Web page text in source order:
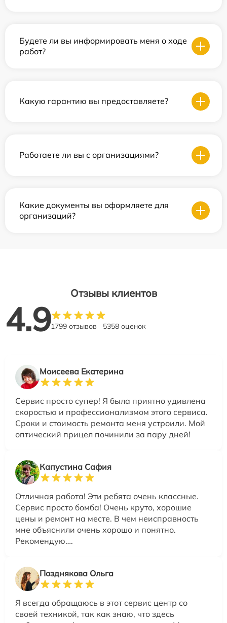
Будете ли вы информировать меня о ходе
работ?
Какую гарантию вы предоставляете?
Работаете ли вы с организациями?
Какие документы вы оформляете для
организаций?
Отзывы клиентов
4.91799 отзывов 5358 оценок
Моисеева Екатерина
Сервис просто супер! Я была приятно удивлена
скоростью и профессионализмом этого сервиса.
Сроки и стоимость ремонта меня устроили. Мой
оптический прицел починили за пару дней!
Капустина Сафия
Отличная работа! Эти ребята очень классные.
Сервис просто бомба! Очень круто, хорошие
цены и ремонт на месте. В чем неисправность
мне объяснили очень хорошо и понятно.
Рекомендую….
Позднякова Ольга
Я всегда обращаюсь в этот сервис центр со
своей техникой, так как знаю, что здесь